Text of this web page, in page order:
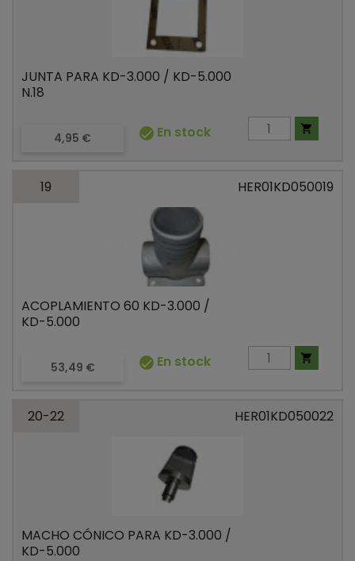
JUNTA PARA KD-3.000 / KD-5.000
N.18
Precio
4,95 €  En stock 
19 HER01KD050019
ACOPLAMIENTO 60 KD-3.000 /
KD-5.000
Precio
53,49 €  En stock 
20-22 HER01KD050022
MACHO CÓNICO PARA KD-3.000 /
KD-5.000